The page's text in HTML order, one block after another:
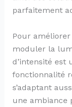
parfaitement
Pour
moduler la
d’intensité est
fonctionnalité
s’adaptant
une ambiance